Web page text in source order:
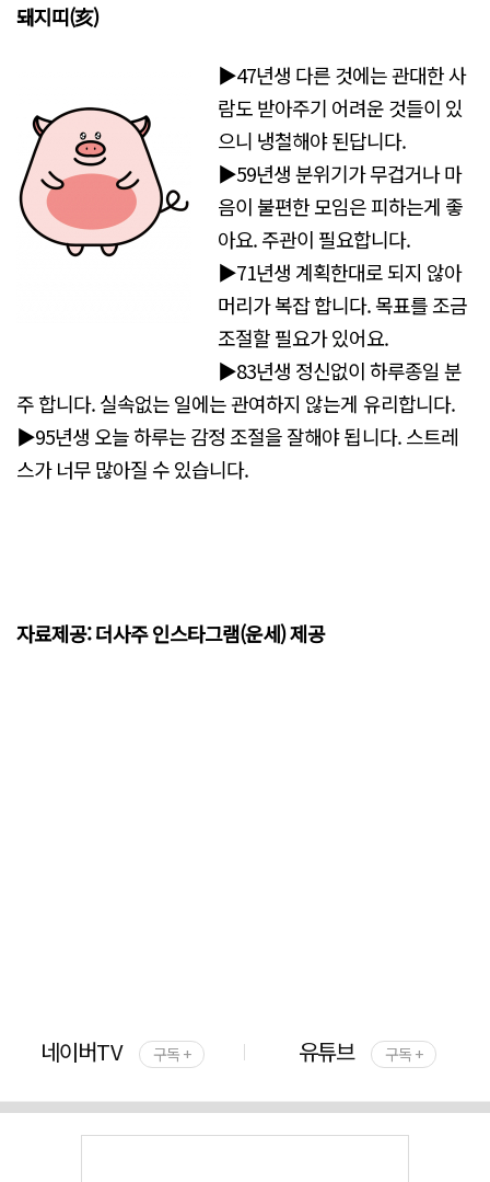
돼지띠(亥)
▶47년생 다른 것에는 관대한 사
람도 받아주기 어려운 것들이 있
으니 냉철해야 된답니다.
▶59년생 분위기가 무겁거나 마
음이 불편한 모임은 피하는게 좋
아요. 주관이 필요합니다.
▶71년생 계획한대로 되지 않아
머리가 복잡 합니다. 목표를 조금
조절할 필요가 있어요.
▶83년생 정신없이 하루종일 분
주 합니다. 실속없는 일에는 관여하지 않는게 유리합니다.
▶95년생 오늘 하루는 감정 조절을 잘해야 됩니다. 스트레
스가 너무 많아질 수 있습니다.
자료제공: 더사주 인스타그램(운세) 제공
네이버TV 구독 + 유튜브 구독 +